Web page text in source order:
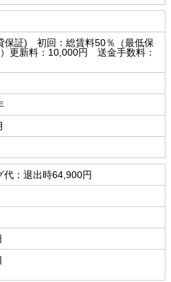
保証) 初回：総賃料50％（最低保
更新料：10,000円 送金手数料：
代：退出時64,900円